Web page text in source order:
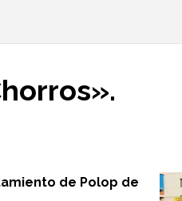
de Polop de